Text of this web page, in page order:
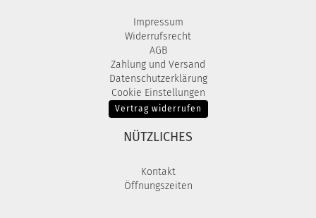
Impressum
Widerrufsrecht
AGB
Zahlung und Versand
Datenschutzerklärung
Cookie Einstellungen
Vertrag widerrufen
NÜTZLICHES
Kontakt
Öffnungszeiten